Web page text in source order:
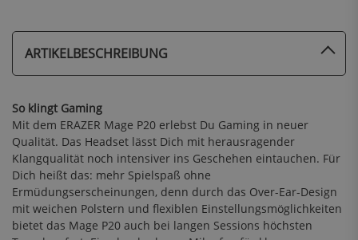
ARTIKELBESCHREIBUNG
So klingt Gaming
Mit dem ERAZER Mage P20 erlebst Du Gaming in neuer
Qualität. Das Headset lässt Dich mit herausragender
Klangqualität noch intensiver ins Geschehen eintauchen. Für
Dich heißt das: mehr Spielspaß ohne
Ermüdungserscheinungen, denn durch das Over-Ear-Design
mit weichen Polstern und flexiblen Einstellungsmöglichkeiten
bietet das Mage P20 auch bei langen Sessions höchsten